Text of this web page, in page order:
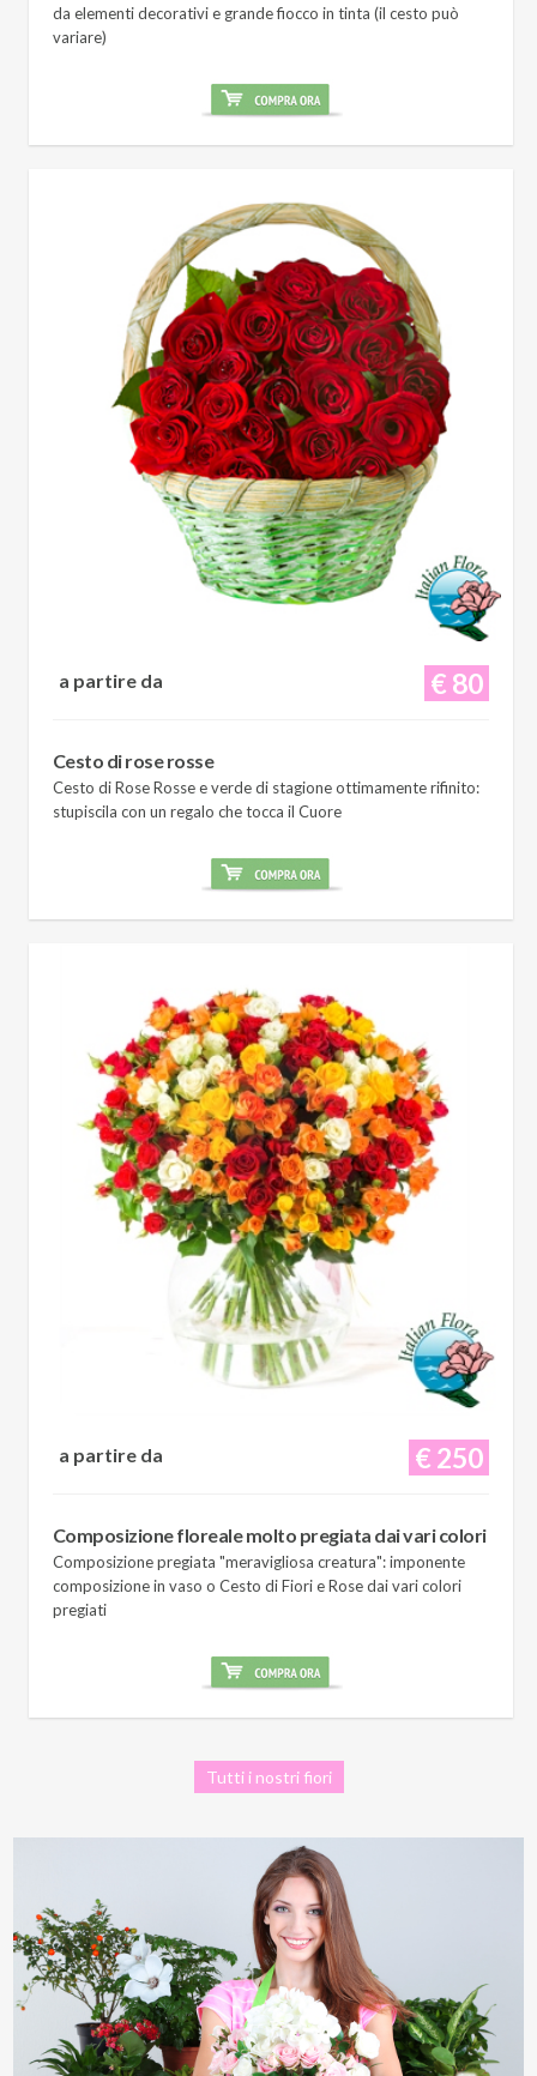
da elementi decorativi e grande fiocco in tinta (il cesto può
variare)
€ 80
a partire da
Cesto di rose rosse
Cesto di Rose Rosse e verde di stagione ottimamente rifinito:
stupiscila con un regalo che tocca il Cuore
€ 250
a partire da
Composizione floreale molto pregiata dai vari colori
Composizione pregiata "meravigliosa creatura": imponente
composizione in vaso o Cesto di Fiori e Rose dai vari colori
pregiati
Tutti i nostri fiori